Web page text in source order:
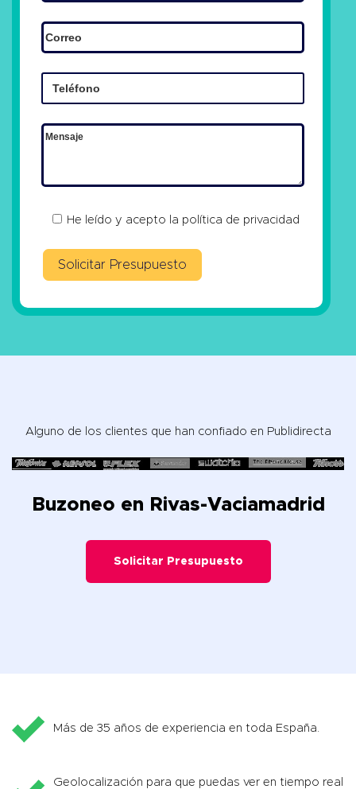
He leído y acepto la política de privacidad
Alguno de los clientes que han confiado en Publidirecta
Buzoneo en Rivas-Vaciamadrid
Solicitar Presupuesto
Más de 35 años de experiencia en toda España.
Geolocalización para que puedas ver en tiempo real